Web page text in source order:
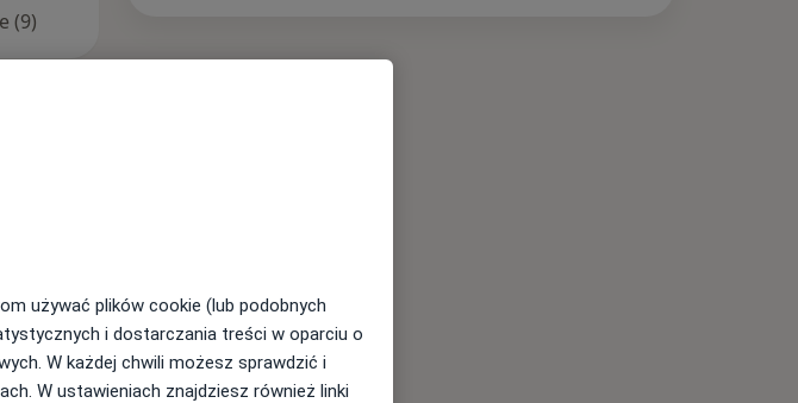
(9)
używać plików cookie (lub podobnych
i dostarczania treści w oparciu o
W każdej chwili możesz sprawdzić i
W ustawieniach znajdziesz również linki